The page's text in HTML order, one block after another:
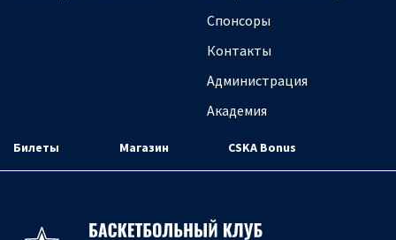
Спонсоры
Контакты
Администрация
Академия
Билеты Магазин CSKA Bonus